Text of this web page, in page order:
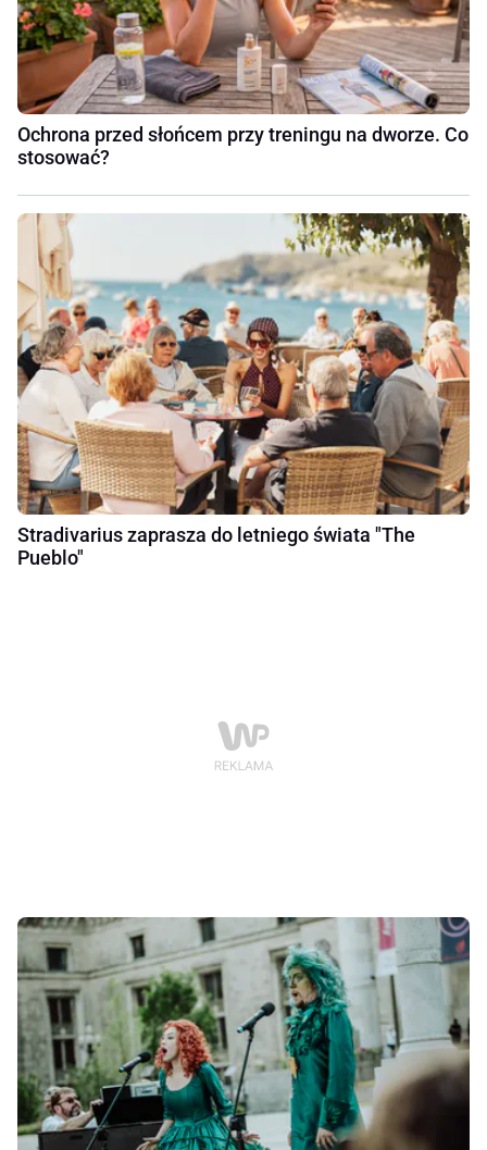
Ochrona przed słońcem przy treningu na dworze. Co
stosować?
Stradivarius zaprasza do letniego świata "The
Pueblo"